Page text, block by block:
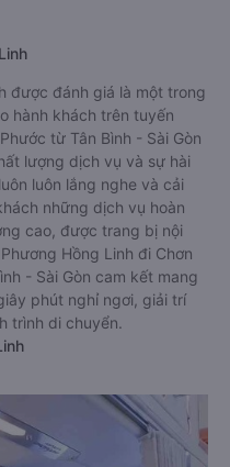
được đánh giá là một trong
hành khách trên tuyến
từ Tân Bình - Sài Gòn
lượng dịch vụ và sự hài
luôn lắng nghe và cải
những dịch vụ hoàn
cao, được trang bị nội
Hồng Linh đi Chơn
- Sài Gòn cam kết mang
phút nghỉ ngơi, giải trí
trình di chuyển.